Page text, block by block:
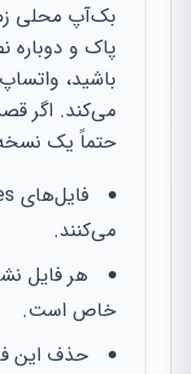
بک‌آپ محلی
پاک و دوباره
باشید،
می‌کند. اگر
حتماً یک نسخه
می‌کنند.
هر فایل
خاص است.
حذف این